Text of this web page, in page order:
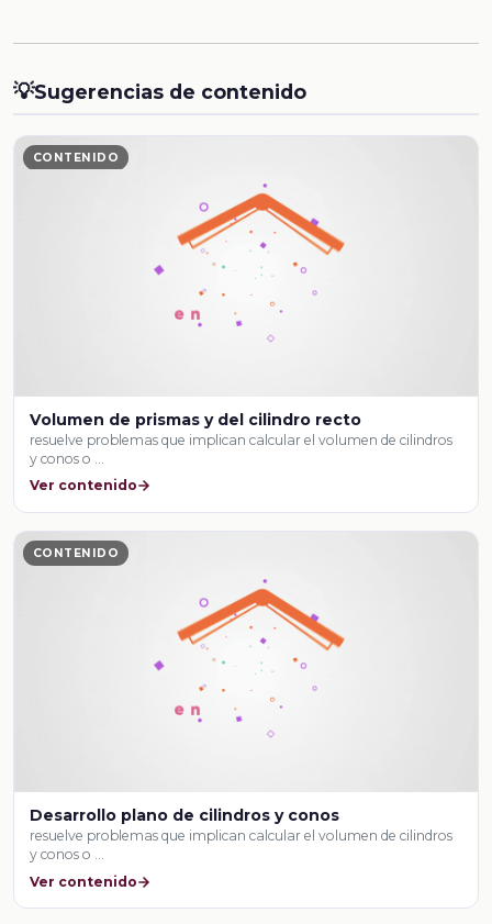
💡Sugerencias de contenido
CONTENIDO
Volumen de prismas y del cilindro recto
resuelve problemas que implican calcular el volumen de cilindros
y conos o …
Ver contenido
CONTENIDO
Desarrollo plano de cilindros y conos
resuelve problemas que implican calcular el volumen de cilindros
y conos o …
Ver contenido